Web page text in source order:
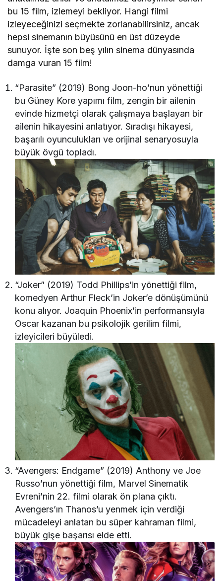
bu 15 film, izlemeyi bekliyor. Hangi filmi
izleyeceğinizi seçmekte zorlanabilirsiniz, ancak
hepsi sinemanın büyüsünü en üst düzeyde
sunuyor. İşte son beş yılın sinema dünyasında
damga vuran 15 film!
“Parasite” (2019) Bong Joon-ho’nun yönettiği
bu Güney Kore yapımı film, zengin bir ailenin
evinde hizmetçi olarak çalışmaya başlayan bir
ailenin hikayesini anlatıyor. Sıradışı hikayesi,
başarılı oyunculukları ve orijinal senaryosuyla
büyük övgü topladı.
“Joker” (2019) Todd Phillips’in yönettiği film,
komedyen Arthur Fleck’in Joker’e dönüşümünü
konu alıyor. Joaquin Phoenix’in performansıyla
Oscar kazanan bu psikolojik gerilim filmi,
izleyicileri büyüledi.
“Avengers: Endgame” (2019) Anthony ve Joe
Russo’nun yönettiği film, Marvel Sinematik
Evreni’nin 22. filmi olarak ön plana çıktı.
Avengers’ın Thanos’u yenmek için verdiği
mücadeleyi anlatan bu süper kahraman filmi,
büyük gişe başarısı elde etti.